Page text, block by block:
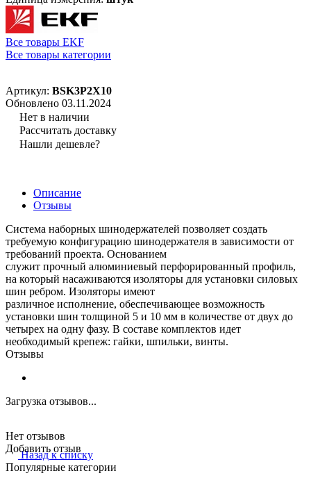
Все товары EKF
Все товары категории
Артикул: BSK3P2X10
Обновлено 03.11.2024
Нет в наличии
Рассчитать доставку
Нашли дешевле?
Описание
Отзывы
Система наборных шинодержателей позволяет создать
требуемую конфигурацию шинодержателя в зависимости от
требований проекта. Основанием
служит прочный алюминиевый перфорированный профиль,
на который насаживаются изоляторы для установки силовых
шин ребром. Изоляторы имеют
различное исполнение, обеспечивающее возможность
установки шин толщиной 5 и 10 мм в количестве от двух до
четырех на одну фазу. В составе комплектов идет
необходимый крепеж: гайки, шпильки, винты.
Отзывы
Загрузка отзывов...
Нет отзывов
Добавить отзыв
Назад к списку
Популярные категории